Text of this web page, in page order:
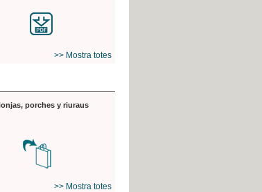
>> Mostra totes
porches y riuraus
>> Mostra totes